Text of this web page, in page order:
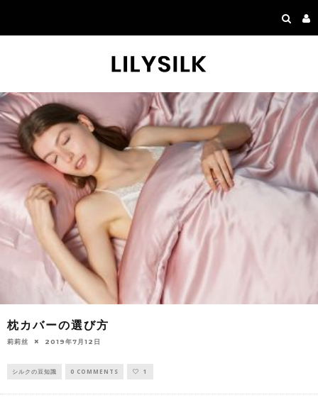
枕カバーの選び方
莉莉丝 2019年7月12日
シルクの豆知識 0 COMMENTS 1